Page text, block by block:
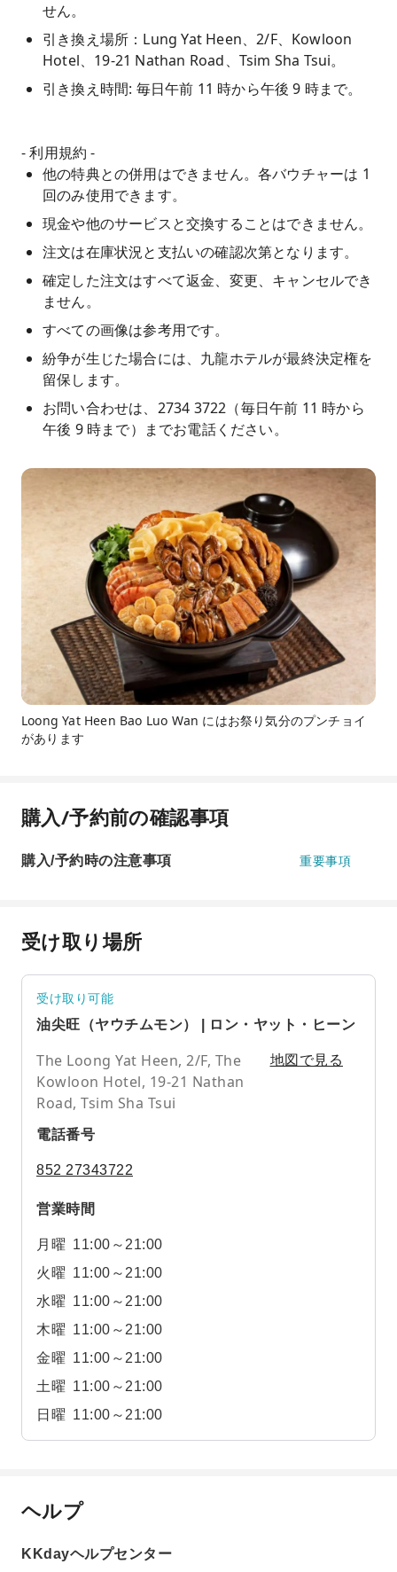
せん。
引き換え場所：Lung Yat Heen、2/F、Kowloon
Hotel、19-21 Nathan Road、Tsim Sha Tsui。
引き換え時間: 毎日午前 11 時から午後 9 時まで。
- 利用規約 -
他の特典との併用はできません。各バウチャーは 1
回のみ使用できます。
現金や他のサービスと交換することはできません。
注文は在庫状況と支払いの確認次第となります。
確定した注文はすべて返金、変更、キャンセルでき
ません。
すべての画像は参考用です。
紛争が生じた場合には、九龍ホテルが最終決定権を
留保します。
お問い合わせは、2734 3722（毎日午前 11 時から
午後 9 時まで）までお電話ください。
Loong Yat Heen Bao Luo Wan にはお祭り気分のプンチョイ
があります
購入/予約前の確認事項
購入/予約時の注意事項 重要事項
受け取り場所
受け取り可能
油尖旺（ヤウチムモン） | ロン・ヤット・ヒーン
The Loong Yat Heen, 2/F, The
Kowloon Hotel, 19-21 Nathan
Road, Tsim Sha Tsui
地図で見る
電話番号
852 27343722
営業時間
月曜 11:00～21:00
火曜 11:00～21:00
水曜 11:00～21:00
木曜 11:00～21:00
金曜 11:00～21:00
土曜 11:00～21:00
日曜 11:00～21:00
ヘルプ
KKdayヘルプセンター